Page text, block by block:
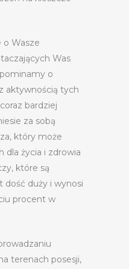
o Wasze
Was
o
aktywnością tych
bardziej
za sobą
który może
dla życia i zdrowia
które są
dość duży i wynosi
procent w
terenach posesji,